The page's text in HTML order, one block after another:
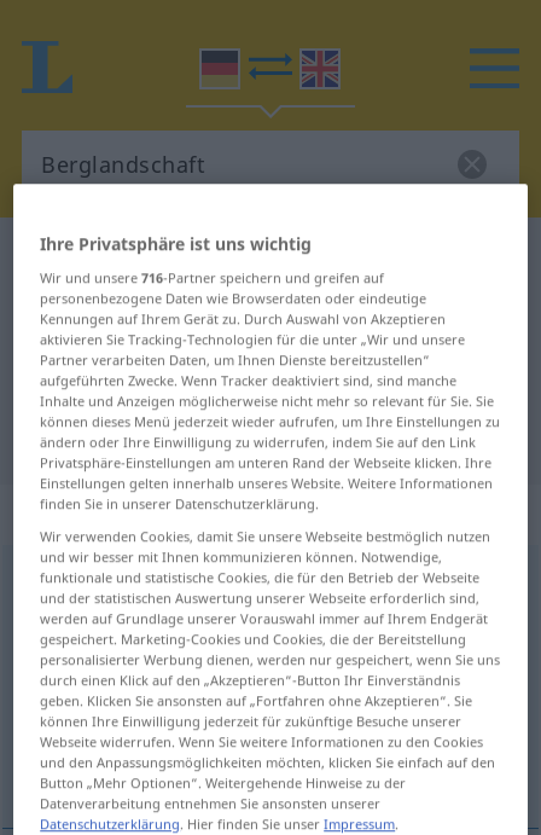
Deutsch-Englisch Wörterbuch
Deutsch-Englisch Übersetzung für
"Berglandschaft"
"Berglandschaft" Englisch
Übersetzung
„Berglandschaft“: Femininum
Berglandschaftf
Übersicht aller Übersetzungen
(Für mehr Details die Übersetzung anklicken/antippen)
mountain landscape, mountainous region
mountain topography
Ihre Privatsphäre ist uns wichtig
Wir und unsere716-Partner speichern und greifen auf
personenbezogene Daten wie Browserdaten oder eindeutige
Kennungen auf Ihrem Gerät zu. Durch Auswahl von Akzeptieren
aktivieren Sie Tracking-Technologien für die unter „Wir und unsere
Partner verarbeiten Daten, um Ihnen Dienste bereitzustellen“
aufgeführten Zwecke. Wenn Tracker deaktiviert sind, sind manche
Inhalte und Anzeigen möglicherweise nicht mehr so relevant für Sie. Sie
können dieses Menü jederzeit wieder aufrufen, um Ihre Einstellungen zu
ändern oder Ihre Einwilligung zu widerrufen, indem Sie auf den Link
Privatsphäre-Einstellungen am unteren Rand der Webseite klicken. Ihre
Einstellungen gelten innerhalb unseres Website. Weitere Informationen
finden Sie in unserer Datenschutzerklärung.
Wir verwenden Cookies, damit Sie unsere Webseite bestmöglich nutzen
und wir besser mit Ihnen kommunizieren können. Notwendige,
funktionale und statistische Cookies, die für den Betrieb der Webseite
und der statistischen Auswertung unserer Webseite erforderlich sind,
werden auf Grundlage unserer Vorauswahl immer auf Ihrem Endgerät
gespeichert. Marketing-Cookies und Cookies, die der Bereitstellung
personalisierter Werbung dienen, werden nur gespeichert, wenn Sie uns
durch einen Klick auf den „Akzeptieren“-Button Ihr Einverständnis
geben. Klicken Sie ansonsten auf „Fortfahren ohne Akzeptieren“. Sie
können Ihre Einwilligung jederzeit für zukünftige Besuche unserer
Webseite widerrufen. Wenn Sie weitere Informationen zu den Cookies
und den Anpassungsmöglichkeiten möchten, klicken Sie einfach auf den
Button „Mehr Optionen“. Weitergehende Hinweise zu der
Datenverarbeitung entnehmen Sie ansonsten unserer
Datenschutzerklärung. Hier finden Sie unserImpressum.